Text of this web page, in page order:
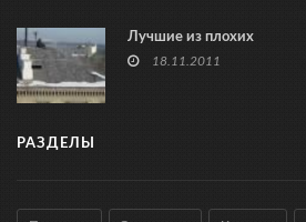
Лучшие из плохих
18.11.2011
РАЗДЕЛЫ